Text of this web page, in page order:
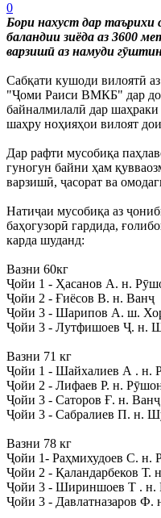
0
Бори нахуст дар таърихи
баландии зиёда аз 3600
варзишӣ аз намуди гӯштин
Сабқати кушоди вилоятӣ
"Ҷоми Раиси ВМКБ" дар
байналмилалӣ дар
шаҳру ноҳияҳои вилоят
Дар рафти мусобиқа
гуногун байни ҳам
варзишӣ, ҷасорат ва
Натиҷаи мусобиқа аз
баҳогузорӣ гардида,
карда шуданд:
Вазни 60кг
Ҷойи 1 - Ҳасанов А. н.
Ҷойи 2 - Ғиёсов В. н. Ванҷ
Ҷойи 3 - Шарипов А. ш.
Ҷойи 3 - Лутфишоев Ҷ. н.
Вазни 71 кг
Ҷойи 1 - Шайхалиев А . н.
Ҷойи 2 - Лифаев Р. н.
Ҷойи 3 - Саторов Ғ. н. Ванҷ
Ҷойи 3 - Сабралиев П. н.
Вазни 78 кг
Ҷойи 1- Раҳмихудоев С. н.
Ҷойи 2 - Қаландарбеков Т.
Ҷойи 3 - Шириншоев Т . н.
Ҷойи 3 - Давлатназаров Ф.